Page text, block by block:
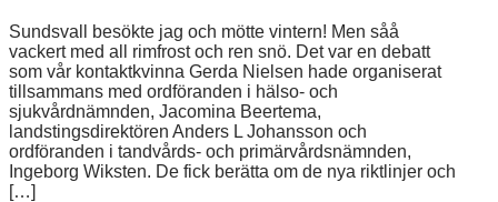
Sundsvall besökte jag och mötte vintern! Men såå
vackert med all rimfrost och ren snö. Det var en debatt
som vår kontaktkvinna Gerda Nielsen hade organiserat
tillsammans med ordföranden i hälso- och
sjukvårdnämnden, Jacomina Beertema,
landstingsdirektören Anders L Johansson och
ordföranden i tandvårds- och primärvårdsnämnden,
Ingeborg Wiksten. De fick berätta om de nya riktlinjer och
[…]